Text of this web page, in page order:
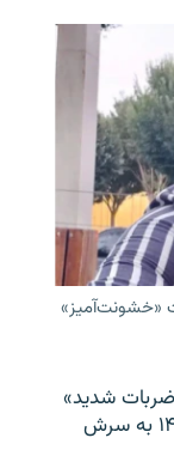
«خشونت‌آمیز»
ضربات شدید»
که مأموران در هنگام بازداشت او در سال ۱۴۰۲ به سرش